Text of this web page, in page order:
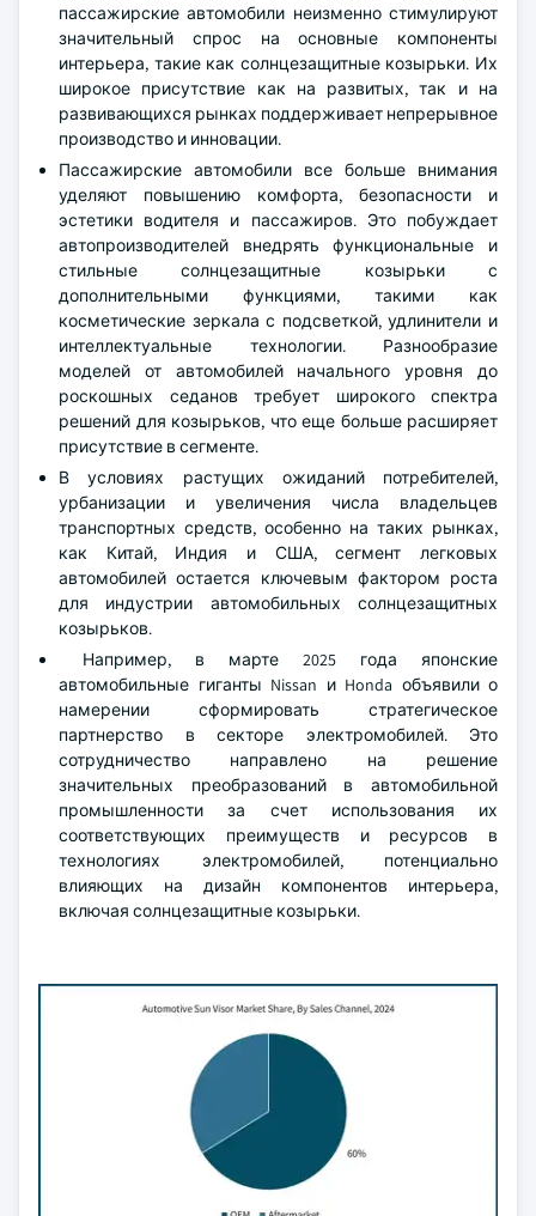
пассажирские автомобили неизменно стимулируют
значительный спрос на основные компоненты
интерьера, такие как солнцезащитные козырьки. Их
широкое присутствие как на развитых, так и на
развивающихся рынках поддерживает непрерывное
производство и инновации.
Пассажирские автомобили все больше внимания
уделяют повышению комфорта, безопасности и
эстетики водителя и пассажиров. Это побуждает
автопроизводителей внедрять функциональные и
стильные солнцезащитные козырьки с
дополнительными функциями, такими как
косметические зеркала с подсветкой, удлинители и
интеллектуальные технологии. Разнообразие
моделей от автомобилей начального уровня до
роскошных седанов требует широкого спектра
решений для козырьков, что еще больше расширяет
присутствие в сегменте.
В условиях растущих ожиданий потребителей,
урбанизации и увеличения числа владельцев
транспортных средств, особенно на таких рынках,
как Китай, Индия и США, сегмент легковых
автомобилей остается ключевым фактором роста
для индустрии автомобильных солнцезащитных
козырьков.
Например, в марте 2025 года японские
автомобильные гиганты Nissan и Honda объявили о
намерении сформировать стратегическое
партнерство в секторе электромобилей. Это
сотрудничество направлено на решение
значительных преобразований в автомобильной
промышленности за счет использования их
соответствующих преимуществ и ресурсов в
технологиях электромобилей, потенциально
влияющих на дизайн компонентов интерьера,
включая солнцезащитные козырьки.